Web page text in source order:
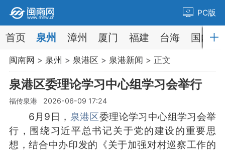
PC版
首页 泉州 漳州 厦门 福建 台海 国内
闽南网 > 泉州 > 泉港区 > 泉港新闻 > 正文
泉港区委理论学习中心组学习会举行
福传泉港 2026-06-09 17:24
6月9日， 泉港区委理论学习中心组学习会举
行，围绕习近平总书记关于党的建设的重要思
想，结合中办印发的《关于加强对村巡察工作的